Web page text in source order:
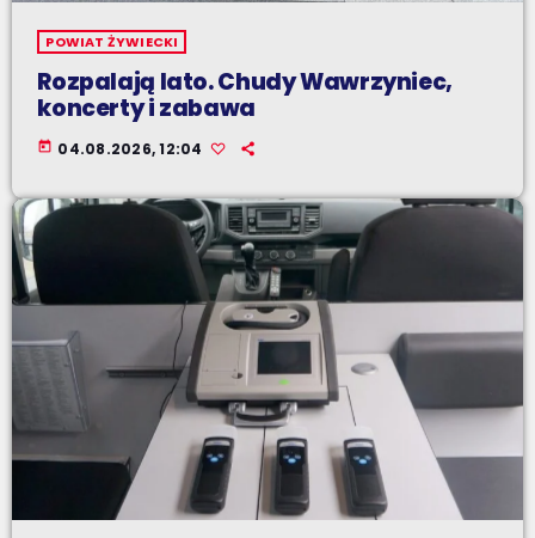
POWIAT ŻYWIECKI
Rozpalają lato. Chudy Wawrzyniec,
koncerty i zabawa
today 04.08.2026, 12:04